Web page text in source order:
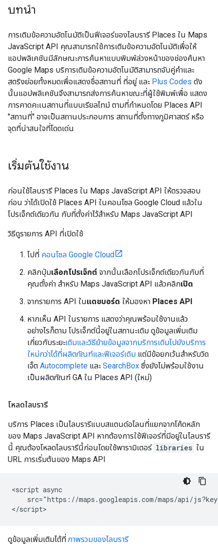
บทนำ
การเติมข้อความอัตโนมัติเป็นฟีเจอร์ของไลบรารี Places ใน Maps
JavaScript API คุณสามารถใช้การเติมข้อความอัตโนมัติเพื่อให้
แอปพลิเคชันมีลักษณะการค้นหาแบบพิมพ์ล่วงหน้าของช่องค้นหา
Google Maps บริการเติมข้อความอัตโนมัติสามารถจับคู่คำและ
สตริงย่อยทั้งหมดเพื่อแสดงชื่อสถานที่ ที่อยู่ และ Plus Codes ดัง
นั้นแอปพลิเคชันจึงสามารถส่งการค้นหาขณะที่ผู้ใช้พิมพ์เพื่อ แสดง
การคาดคะเนสถานที่แบบเรียลไทม์ ตามที่กำหนดโดย Places API
"สถานที่" อาจเป็นสถานประกอบการ สถานที่ตั้งทางภูมิศาสตร์ หรือ
จุดที่น่าสนใจที่โดดเด่น
เริ่มต้นใช้งาน
ก่อนใช้ไลบรารี Places ใน Maps JavaScript API ให้ตรวจสอบ
ก่อน ว่าได้เปิดใช้ Places API ในคอนโซล Google Cloud แล้วใน
โปรเจ็กต์เดียวกัน กับที่ตั้งค่าไว้สำหรับ Maps JavaScript API
วิธีดูรายการ API ที่เปิดใช้
ไปที่ คอนโซล Google Cloud
คลิกปุ่มเลือกโปรเจ็กต์ จากนั้นเลือกโปรเจ็กต์เดียวกันกับที่
คุณตั้งค่า สำหรับ Maps JavaScript API แล้วคลิกเปิด
จากรายการ API ในแดชบอร์ด ให้มองหา Places API
หากเห็น API ในรายการ แสดงว่าคุณพร้อมใช้งานแล้ว
อย่างไรก็ตาม โปรเจ็กต์นี้อยู่ในสถานะเดิม ดูข้อมูลเพิ่มเติม
เกี่ยวกับระยะเดิมและวิธีย้ายข้อมูลจากบริการเดิมไปยังบริการ
ใหม่กว่าได้ที่ผลิตภัณฑ์และฟีเจอร์เดิม แต่มีข้อยกเว้นสำหรับวิด
เจ็ต Autocomplete และSearchBox ซึ่งยังไม่พร้อมใช้งาน
เป็นผลิตภัณฑ์ GA ใน Places API (ใหม่)
โหลดไลบรารี
บริการ Places เป็นไลบรารีแบบสแตนด์อโลนที่แยกจากโค้ดหลัก
ของ Maps JavaScript API หากต้องการใช้ฟีเจอร์ที่มีอยู่ในไลบรารี
นี้ คุณต้องโหลดไลบรารีนี้ก่อนโดยใช้พารามิเตอร์ libraries ใน
URL การเริ่มต้นของ Maps API
<script async
src="https://maps.googleapis.com/maps/api/
</script>
ดูข้อมูลเพิ่มเติมได้ที่ ภาพรวมของไลบรารี